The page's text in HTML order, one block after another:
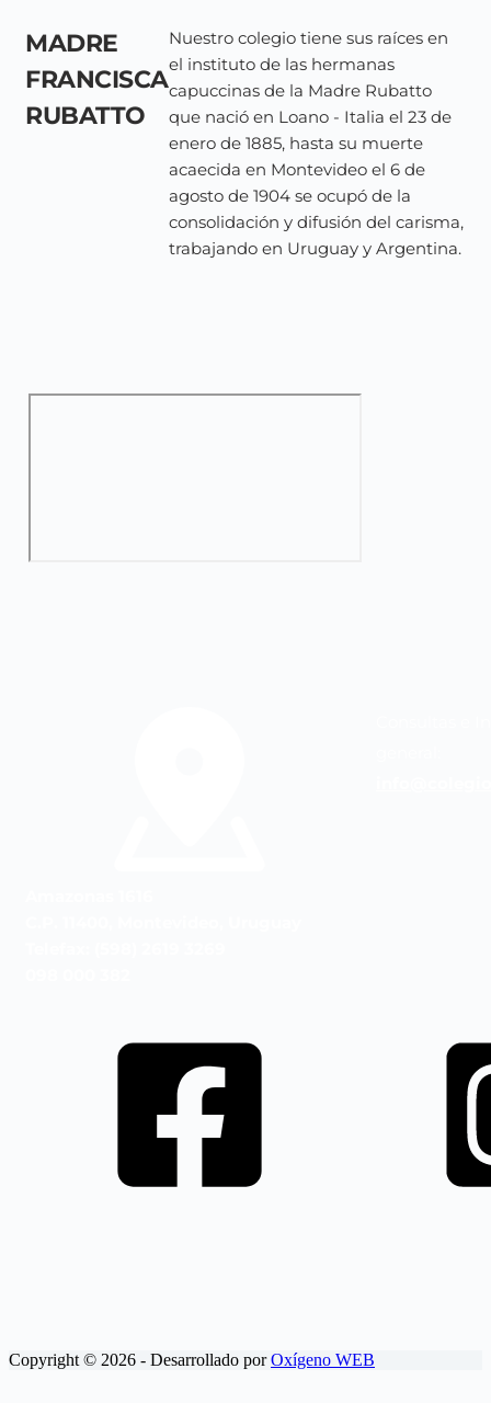
MADRE
FRANCISCA
RUBATTO
Nuestro colegio tiene sus raíces en
el instituto de las hermanas
capuccinas de la Madre Rubatto
que nació en Loano - Italia el 23 de
enero de 1885, hasta su muerte
acaecida en Montevideo el 6 de
agosto de 1904 se ocupó de la
consolidación y difusión del carisma,
trabajando en Uruguay y Argentina.
Copyright © 2026 - Desarrollado porOxígeno WEB